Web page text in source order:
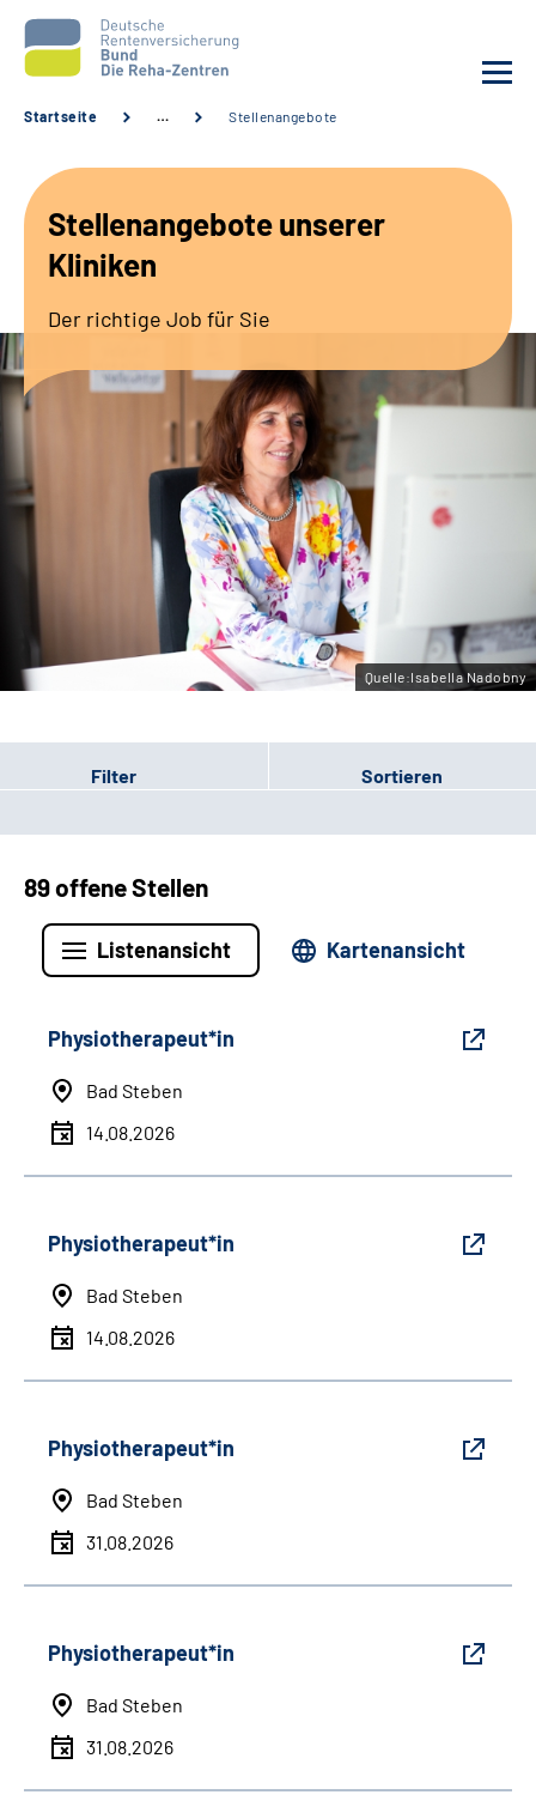
Unsere Kliniken
Sozialdienste & Zuweisende
Erweiterte Suche
Gebärdensprache
Leichte Sprache
Startseite … Stellenangebote
Stellenangebote unserer
Kliniken
Der richtige Job für Sie
Quelle:Isabella Nadobny
Filter Sortieren
89 offene Stellen
Listenansicht Kartenansicht
Physiotherapeut*in
Bad Steben
14.08.2026
Physiotherapeut*in
Bad Steben
14.08.2026
Physiotherapeut*in
Bad Steben
31.08.2026
Physiotherapeut*in
Bad Steben
31.08.2026